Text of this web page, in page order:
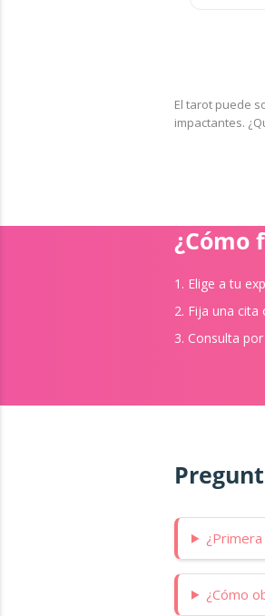
El tarot puede
impactantes.
¿Cómo
1. Elige a tu
2. Fija una
3. Consulta
¿Cómo